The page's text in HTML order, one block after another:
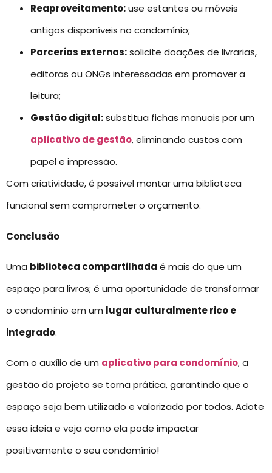
Reaproveitamento:use estantes ou móveis
antigos disponíveis no condomínio;
Parcerias externas:solicite doações de livrarias,
editoras ou ONGs interessadas em promover a
leitura;
Gestão digital:substitua fichas manuais por um
aplicativo de gestão, eliminando custos com
papel e impressão.
Com criatividade, é possível montar uma biblioteca
funcional sem comprometer o orçamento.
Conclusão
Uma biblioteca compartilhada é mais do que um
espaço para livros; é uma oportunidade de transformar
o condomínio em um lugar culturalmente rico e
integrado.
Com o auxílio de um aplicativo para condomínio, a
gestão do projeto se torna prática, garantindo que o
espaço seja bem utilizado e valorizado por todos. Adote
essa ideia e veja como ela pode impactar
positivamente o seu condomínio!